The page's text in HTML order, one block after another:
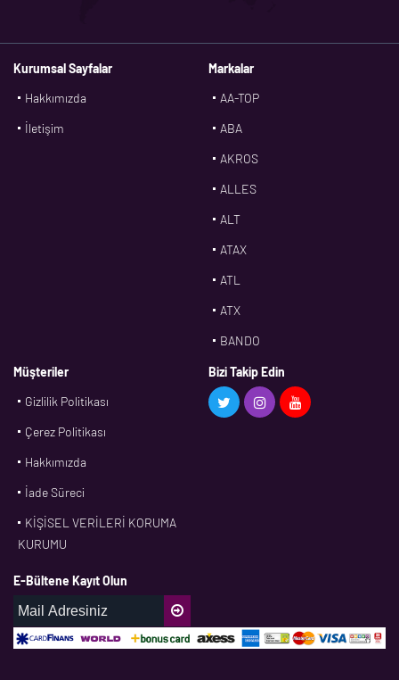
Kurumsal Sayfalar
Hakkımızda
İletişim
Markalar
AA-TOP
ABA
AKROS
ALLES
ALT
ATAX
ATL
ATX
BANDO
BMS
CDF
DPH
Müşteriler
Gizlilik Politikası
Çerez Politikası
Hakkımızda
İade Süreci
KİŞİSEL VERİLERİ KORUMA
KURUMU
Bizi Takip Edin
E-Bültene Kayıt Olun